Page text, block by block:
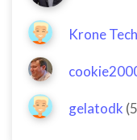
Krone
gelatodk